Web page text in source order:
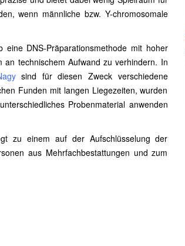
wenn männliche bzw. Y-chromosomale
DNS-Präparationsmethode mit hoher
technischem Aufwand zu verhindern. In
sind für diesen Zweck verschiedene
Funden mit langen Liegezeiten, wurden
Probenmaterial anwenden
zu einem auf der Aufschlüsselung der
aus Mehrfachbestattungen und zum